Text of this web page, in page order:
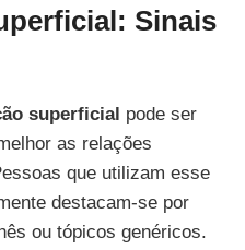
Sinais
superficial pode ser
as relações
que utilizam esse
destacam-se por
ou tópicos genéricos.